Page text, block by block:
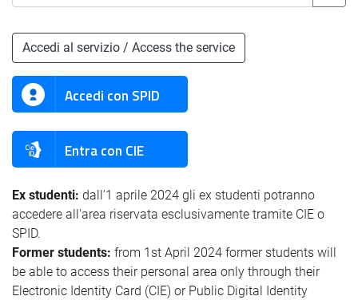
Accedi al servizio / Access the service
Accedi con SPID
Entra con CIE
Ex studenti: dall'1 aprile 2024 gli ex studenti potranno
accedere all'area riservata esclusivamente tramite CIE o
SPID.
Former students: from 1st April 2024 former students will
be able to access their personal area only through their
Electronic Identity Card (CIE) or Public Digital Identity